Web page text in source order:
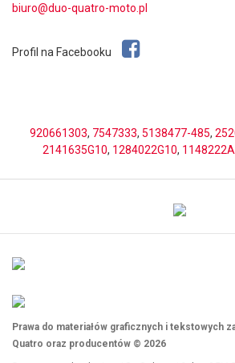
biuro@duo-quatro-moto.pl
Profil na Facebooku
920661303, 7547333, 5138477-485,
2141635G10, 1284022G10,
Prawa do materiałów graficznych i tekstowych
Quatro oraz producentów © 2026